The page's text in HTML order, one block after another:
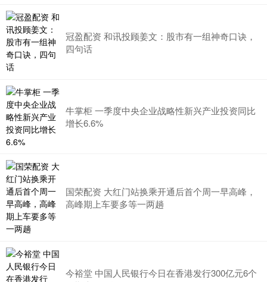
冠盈配资 和讯投顾姜文：股市有一组神奇口诀，
四句话
牛掌柜 一季度中央企业战略性新兴产业投资同比
增长6.6%
国荣配资 大红门站换乘开通后首个周一早高峰，
高峰期上车要多等一两趟
今裕堂 中国人民银行今日在香港发行300亿元6个